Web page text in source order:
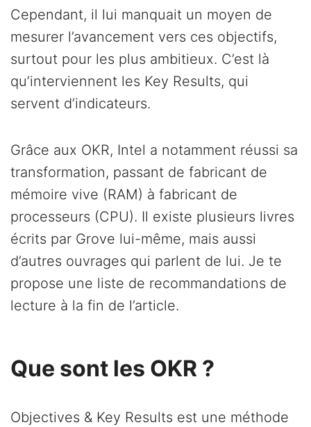
Cependant, il lui manquait un moyen de
mesurer l’avancement vers ces objectifs,
surtout pour les plus ambitieux. C’est là
qu’interviennent les Key Results, qui
servent d’indicateurs.
Grâce aux OKR, Intel a notamment réussi sa
transformation, passant de fabricant de
mémoire vive (RAM) à fabricant de
processeurs (CPU). Il existe plusieurs livres
écrits par Grove lui-même, mais aussi
d’autres ouvrages qui parlent de lui. Je te
propose une liste de recommandations de
lecture à la fin de l’article.
Que sont les OKR ?
Objectives & Key Results est une méthode